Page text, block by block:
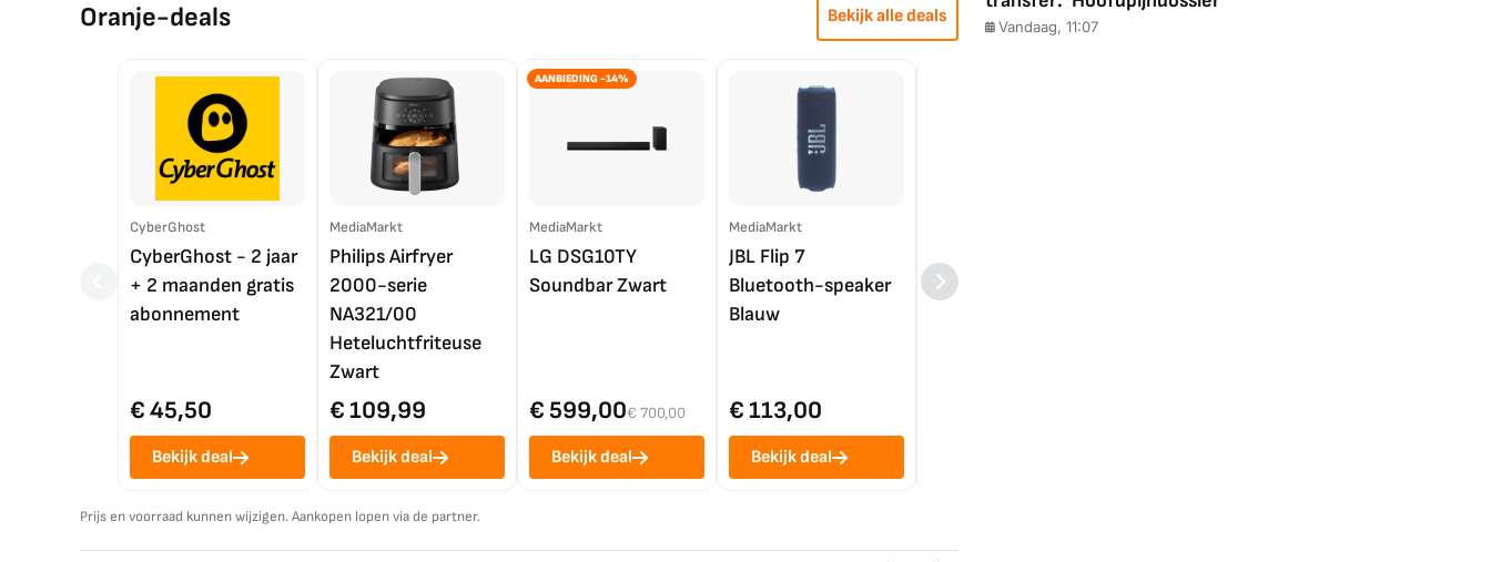
Oranje-deals Bekijk alle deals
CyberGhost
CyberGhost - 2 jaar
+ 2 maanden gratis
abonnement
€ 45,50
Bekijk deal
MediaMarkt
Philips Airfryer
2000-serie
NA321/00
Heteluchtfriteuse
Zwart
€ 109,99
Bekijk deal
AANBIEDING -14%
MediaMarkt
LG DSG10TY
Soundbar Zwart
€ 599,00€ 700,00
Bekijk deal
MediaMarkt
JBL Flip 7
Bluetooth-speaker
Blauw
€ 113,00
Bekijk deal
4K TV (2025)
Prijs en voorraad kunnen wijzigen. Aankopen lopen via de partner.
Vandaag, 11:07